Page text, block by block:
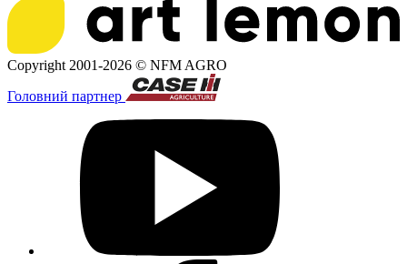
Copyright 2001-2026 © NFM AGRO
Головний партнер